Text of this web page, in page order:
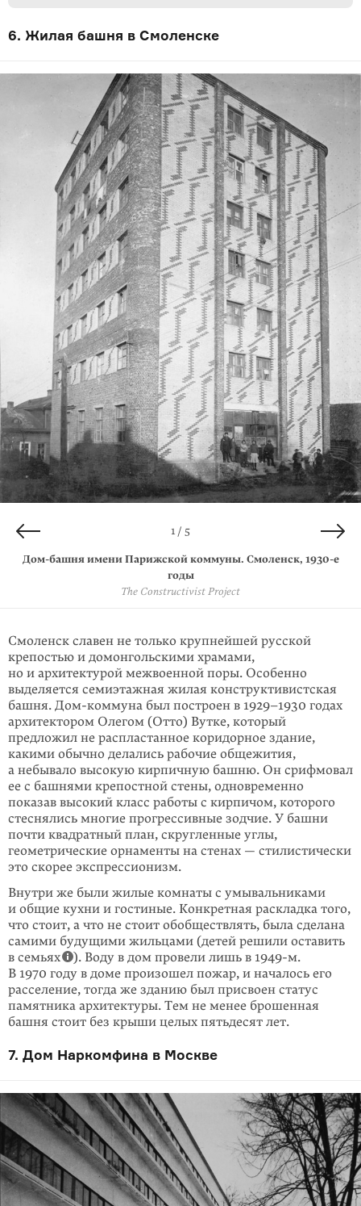
6. Жилая башня в Смоленске
1 / 5
Дом-башня имени Парижской коммуны. Смоленск, 1930-е
годы
The Constructivist Project
2 / 5
Дом-башня имени Парижской коммуны. Смоленск
TripAdvisor
3 / 5
Дом-башня имени Парижской коммуны. Смоленск, 2011 год
© Сергей Семенов / CC BY-SA 3.0
4 / 5
Северный фасад дома-башни имени Парижской коммуны.
Смоленск, 2018 год
© TripAdvisor
5 / 5
Дом-башня имени Парижской коммуны. Смоленск, 2018 год
© TripAdvisor
Смоленск славен не только крупнейшей русской
крепостью и домонгольскими храмами,
но и архитектурой межвоенной поры. Особенно
выделяется семи­этаж­ная жилая конструктивист­ская
башня. Дом-коммуна был построен в 1929–1930 годах
архитектором Олегом (Отто) Вутке, который
предложил не распластанное коридорное здание,
какими обычно делались рабочие обще­жития,
а небывало высокую кирпичную башню. Он срифмовал
ее с башнями крепостной стены, одновремен­но
показав высокий класс работы с кирпичом, которого
стеснялись многие прогрессивные зодчие. У башни
почти квадратный план, скругленные углы,
геометрические орнаменты на стенах — стилистически
это скорее эк­спрес­сионизм.
Внутри же были жилые комнаты с умывальниками
и общие кухни и гостиные. Конкретная раскладка того,
что стоит, а что не стоит обобществлять, была сде­лана
самими будущими жильцами (детей решили оставить
в семьях
). Воду в дом провели лишь в 1949-м.
В 1970 году в доме произошел пожар, и началось его
расселение, тогда же зданию был присвоен статус
памят­ника архитектуры. Тем не менее брошенная
башня стоит без крыши целых пятьдесят лет.
7. Дом Наркомфина в Москве